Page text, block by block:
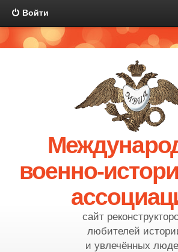
Войти
военно-
сайт
любителей
и увлечённых